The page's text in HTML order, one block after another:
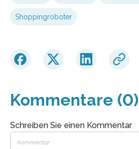
Shoppingroboter
Kommentare (0)
Schreiben Sie einen Kommentar